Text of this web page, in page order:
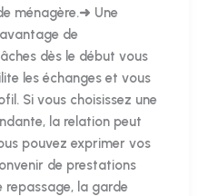
ménagère.➜ Une
de
dès le début vous
les échanges et vous
Si vous choisissez une
la relation peut
pouvez exprimer vos
de prestations
repassage, la garde